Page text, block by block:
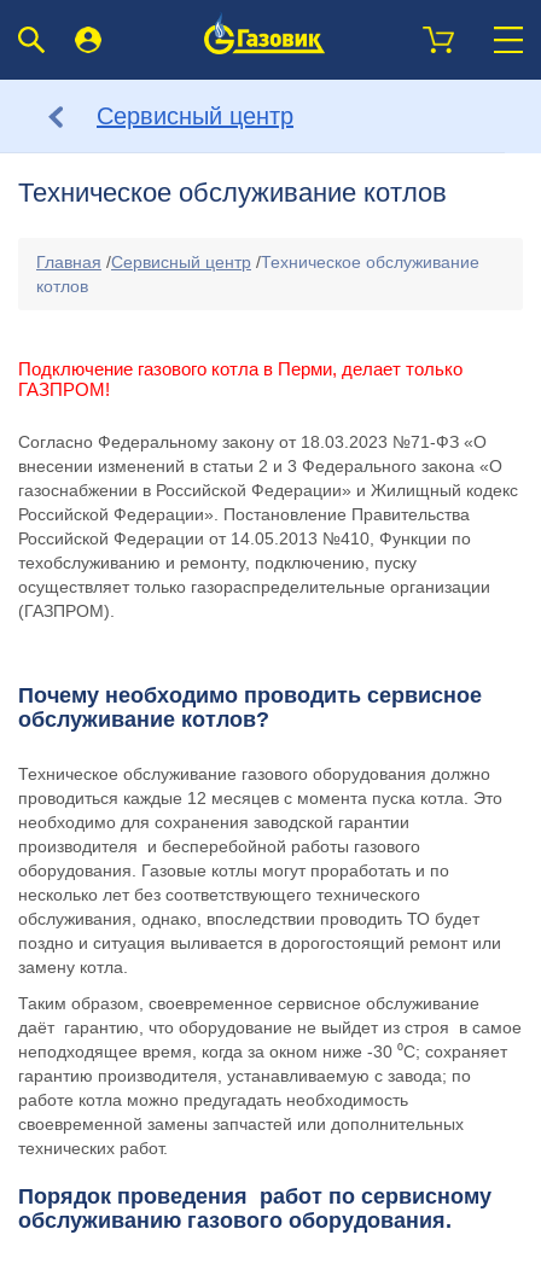
Сервисный центр
Техническое обслуживание котлов
Главная /Сервисный центр /Техническое обслуживание
котлов
Подключение газового котла в Перми, делает только
ГАЗПРОМ!
Согласно Федеральному закону от 18.03.2023 №71-ФЗ «О
внесении изменений в статьи 2 и 3 Федерального закона «О
газоснабжении в Российской Федерации» и Жилищный кодекс
Российской Федерации». Постановление Правительства
Российской Федерации от 14.05.2013 №410, Функции по
техобслуживанию и ремонту, подключению, пуску
осуществляет только газораспределительные организации
(ГАЗПРОМ).
Почему необходимо проводить сервисное
обслуживание котлов?
Техническое обслуживание газового оборудования должно
проводиться каждые 12 месяцев с момента пуска котла. Это
необходимо для сохранения заводской гарантии
производителя и бесперебойной работы газового
оборудования. Газовые котлы могут проработать и по
несколько лет без соответствующего технического
обслуживания, однако, впоследствии проводить ТО будет
поздно и ситуация выливается в дорогостоящий ремонт или
замену котла.
Таким образом, своевременное сервисное обслуживание
даёт гарантию, что оборудование не выйдет из строя в самое
неподходящее время, когда за окном ниже -30 ⁰С; сохраняет
гарантию производителя, устанавливаемую с завода; по
работе котла можно предугадать необходимость
своевременной замены запчастей или дополнительных
технических работ.
Порядок проведения работ по сервисному
обслуживанию газового оборудования.